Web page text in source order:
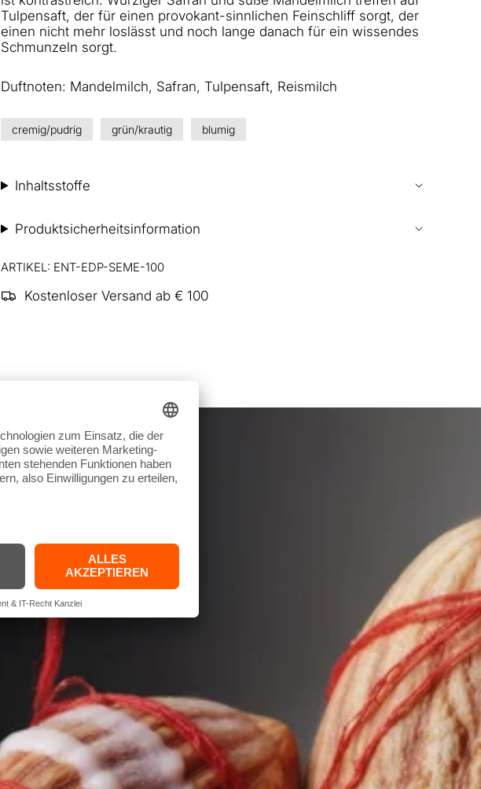
Tulpensaft, der für einen provokant-sinnlichen Feinschliff sorgt, der
einen nicht mehr loslässt und noch lange danach für ein wissendes
Schmunzeln sorgt.
Duftnoten: Mandelmilch, Safran, Tulpensaft, Reismilch
cremig/pudrig grün/krautig blumig
Inhaltsstoffe
Produktsicherheitsinformation
ARTIKEL: ENT-EDP-SEME-100
Kostenloser Versand ab € 100